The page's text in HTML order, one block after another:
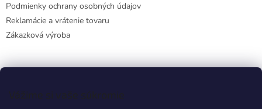
Vážime si vaše súkromie
Podmienky ochrany osobných údajov
Reklamácie a vrátenie tovaru
Zákazková výroba